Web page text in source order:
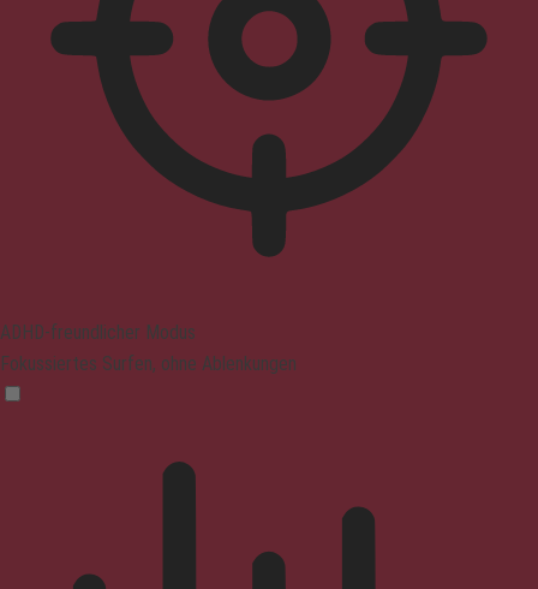
ADHD-freundlicher Modus
Fokussiertes Surfen, ohne Ablenkungen